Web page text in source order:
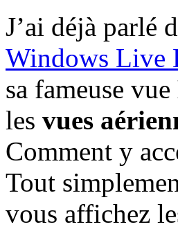
J’ai déjà parlé
Windows Live
sa fameuse vue
les vues
Comment y
Tout
vous affichez